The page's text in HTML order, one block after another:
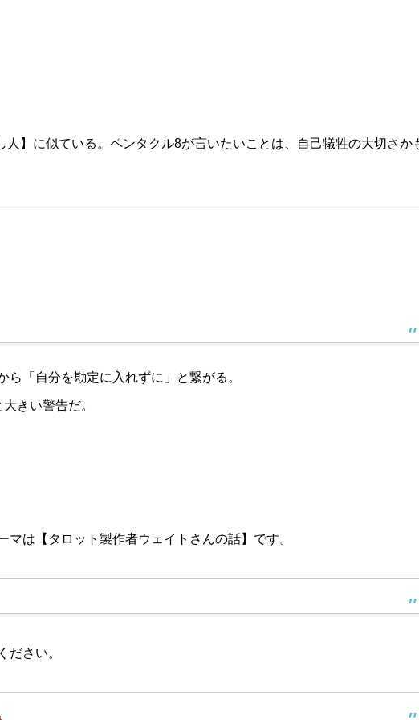
】に似ている。ペンタクル8が言いたいことは、自己犠牲の大切さか
「自分を勘定に入れずに」と繋がる。
きい警告だ。
は【タロット製作者ウェイトさんの話】です。
ださい。